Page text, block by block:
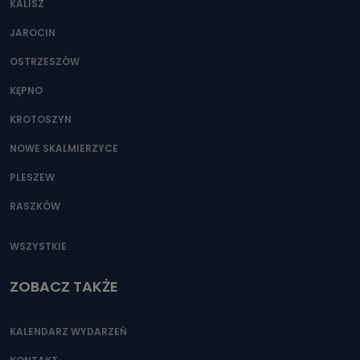
Można to zrobić pod numerem telefonu 62 735-51-05 lub
KALISZ
JAROCIN
OSTRZESZÓW
KĘPNO
KROTOSZYN
NOWE SKALMIERZYCE
PLESZEW
RASZKÓW
WSZYSTKIE
ZOBACZ TAKŻE
KALENDARZ WYDARZEŃ